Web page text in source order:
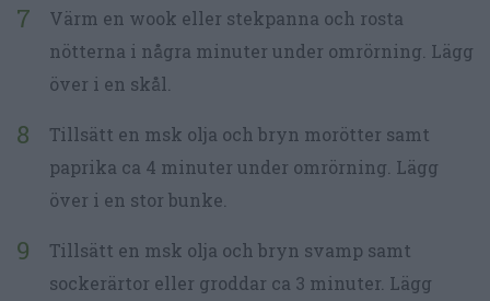
Värm en wook eller stekpanna och rosta
nötterna i några minuter under omrörning. Lägg
över i en skål.
Tillsätt en msk olja och bryn morötter samt
paprika ca 4 minuter under omrörning. Lägg
över i en stor bunke.
Tillsätt en msk olja och bryn svamp samt
sockerärtor eller groddar ca 3 minuter. Lägg